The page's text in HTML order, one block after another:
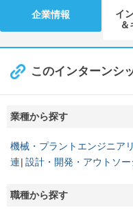
企業情報
イ
このインターンシ
業種から探す
機械・プラントエンジニア
連 設計・開発・アウトソ
職種から探す